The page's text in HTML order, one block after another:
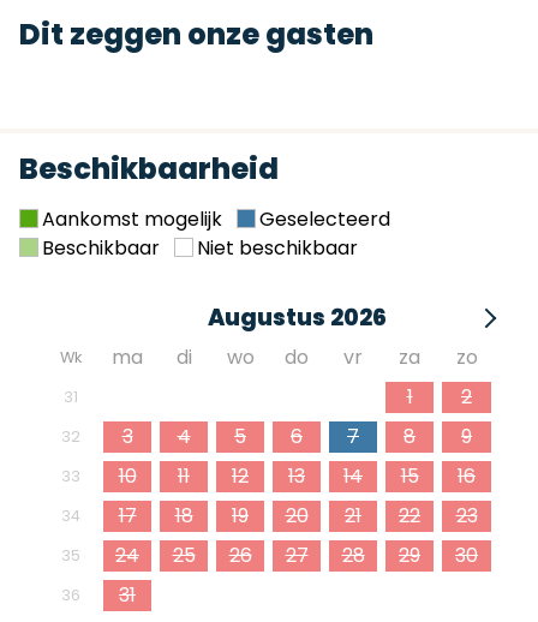
Dit zeggen onze gasten
Beschikbaarheid
Aankomst mogelijk
Geselecteerd
Beschikbaar
Niet beschikbaar
Augustus 2026
Wk ma di wo do vr za zo
31 1 2
32 3 4 5 6 7 8 9
33 10 11 12 13 14 15 16
34 17 18 19 20 21 22 23
35 24 25 26 27 28 29 30
36 31